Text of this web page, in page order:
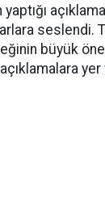
seslendi.
büyük
açıklamalara